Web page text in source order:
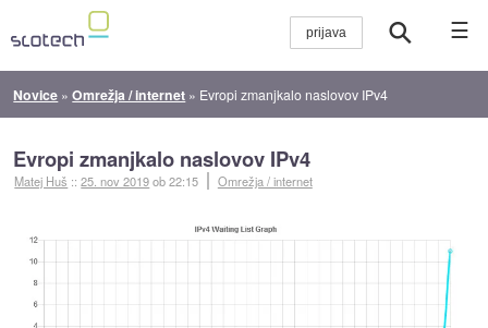
☰
Novice »Omrežja / internet » Evropi zmanjkalo naslovov IPv4
Evropi zmanjkalo naslovov IPv4
Matej Huš ::25. nov 2019ob 22:15 Omrežja / internet